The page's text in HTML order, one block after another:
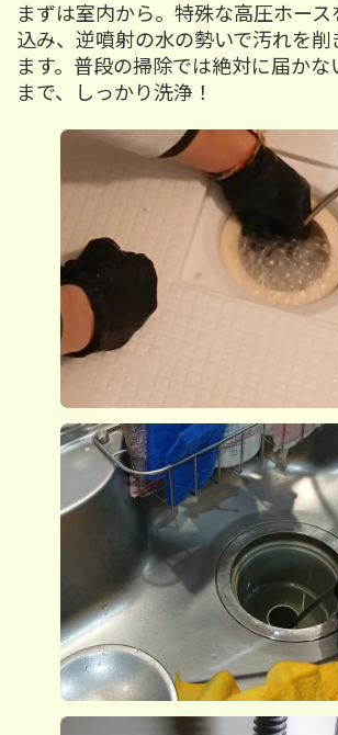
まずは室内から。特殊な高圧ホー
込み、逆噴射の水の勢いで汚れを削
ます。普段の掃除では絶対に届かな
まで、しっかり洗浄！